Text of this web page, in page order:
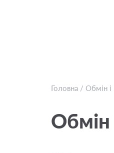
Головна / Обмін і
Обмін